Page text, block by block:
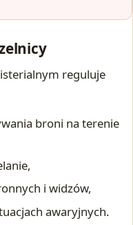
reguluje
broni na terenie
i widzów,
awaryjnych.